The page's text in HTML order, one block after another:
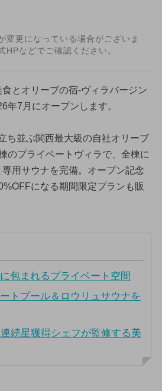
変更になっている場合がございま
HPなどでご確認ください。
とオリーブの宿-ヴィラバージン
年7月にオープンします。
ち並ぶ関西最大級の自社オリーブ
のプライベートヴィラで、全棟に
用サウナを完備。オープン記念
になる期間限定プランも販
包まれるプライベート空間
トプール＆ロウリュサウナを
続星獲得シェフが監修する美